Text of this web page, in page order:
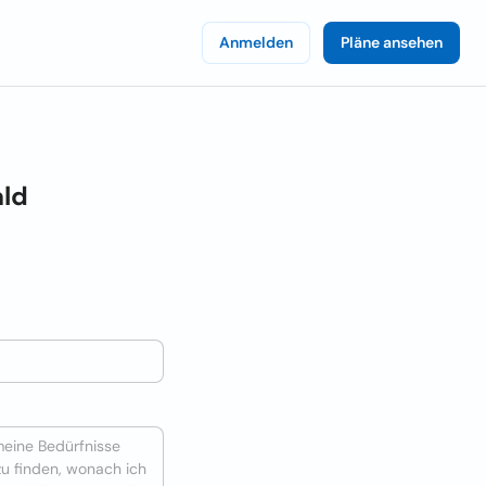
Anmelden Pläne ansehen